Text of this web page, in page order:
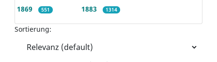
1869 551 1883 1314
Sortierung: